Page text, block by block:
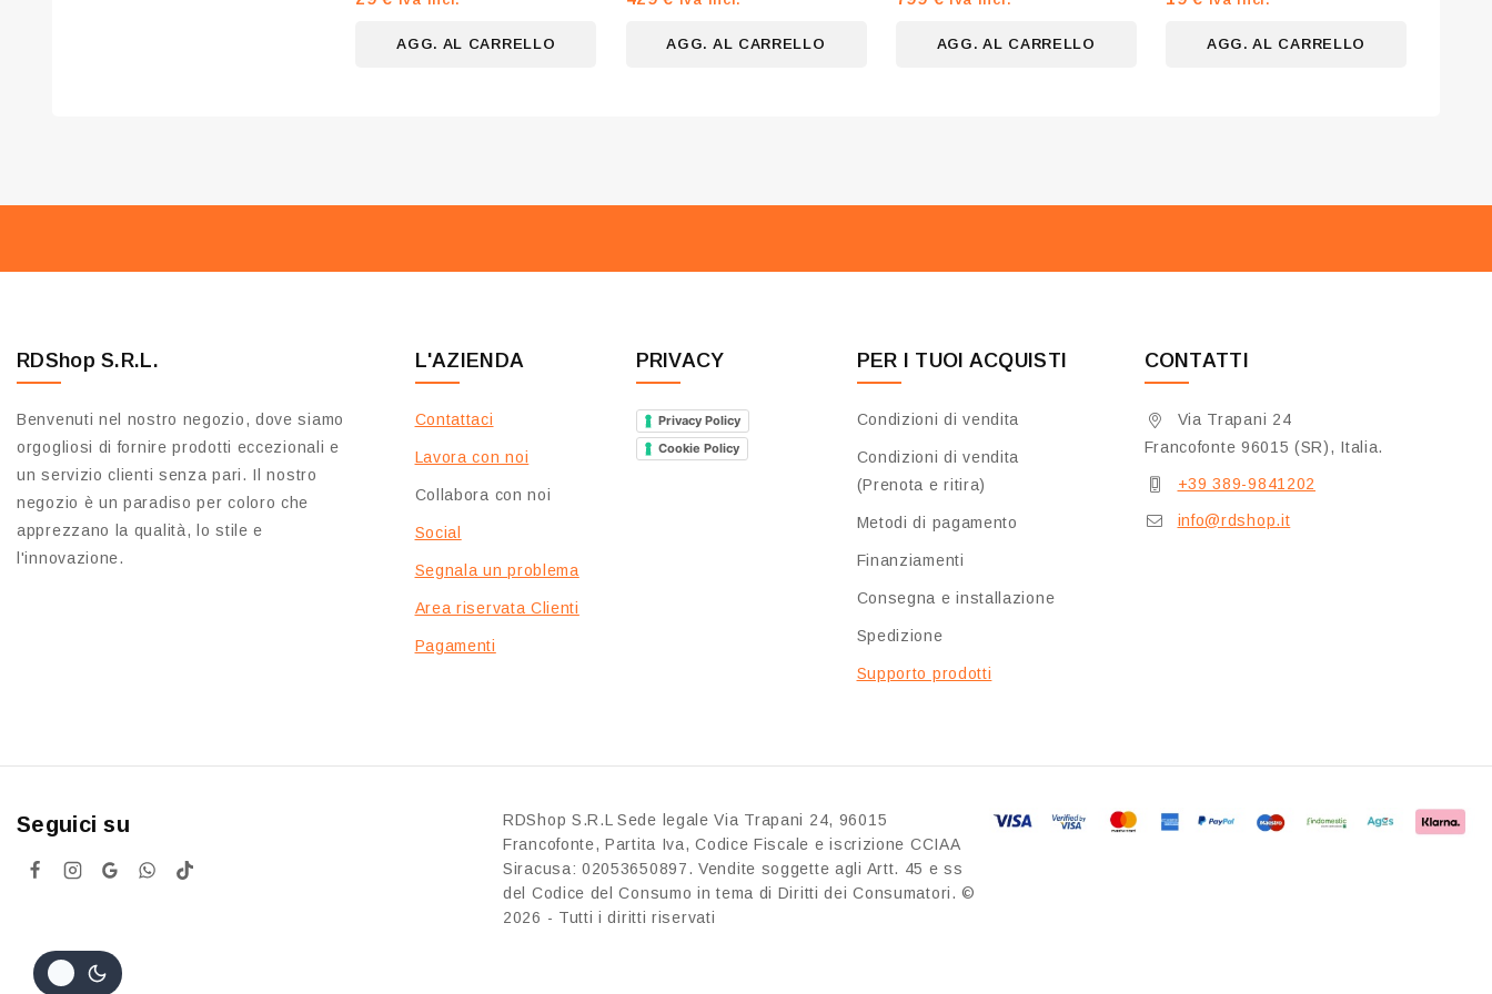
su
AGG. AL CARRELLO
su
AGG. AL CARRELLO
su
AGG. AL CARRELLO
su
AGG. AL CARRELLO
RDShop S.R.L.
Benvenuti nel nostro negozio, dove siamo
orgogliosi di fornire prodotti eccezionali e
un servizio clienti senza pari. Il nostro
negozio è un paradiso per coloro che
apprezzano la qualità, lo stile e
l'innovazione.
L'AZIENDA
Contattaci
Lavora con noi
Collabora con noi
Social
Segnala un problema
Area riservata Clienti
Pagamenti
PRIVACY
Privacy Policy
Cookie Policy
PER I TUOI ACQUISTI
Condizioni di vendita
Condizioni di vendita
(Prenota e ritira)
Metodi di pagamento
Finanziamenti
Consegna e installazione
Spedizione
Supporto prodotti
CONTATTI
Via Trapani 24
Francofonte 96015 (SR), Italia.
+39 389-9841202
info@rdshop.it
Seguici su
RDShop S.R.L Sede legale Via Trapani 24, 96015
Francofonte, Partita Iva, Codice Fiscale e iscrizione CCIAA
Siracusa: 02053650897. Vendite soggette agli Artt. 45 e ss
del Codice del Consumo in tema di Diritti dei Consumatori. ©
2026 - Tutti i diritti riservati